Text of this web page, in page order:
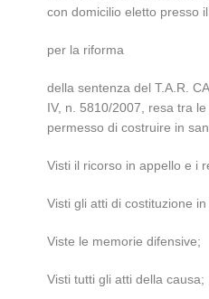
con domicilio eletto presso
per la riforma
della sentenza del T.A.R.
IV, n. 5810/2007, resa tra
permesso di costruire in
Visti il ricorso in appello e i
Visti gli atti di costituzione
Viste le memorie difensive;
Visti tutti gli atti della causa;